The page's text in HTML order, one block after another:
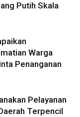
Putih Skala
Warga
Penanganan
Pelayanan
Terpencil